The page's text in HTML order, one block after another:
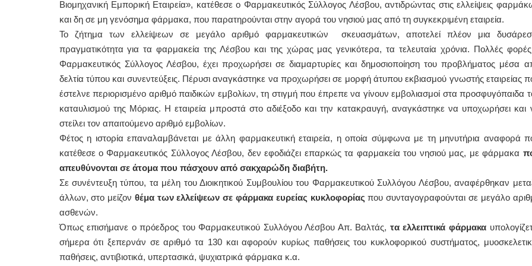
Βιομηχανική Εμπορική Εταιρεία», κατέθεσε ο Φαρμακευτικός Σύλλογος Λέσβου, αντιδρώντας στις ελλείψεις
και δη σε μη γενόσημα φάρμακα, που παρατηρούνται στην αγορά του νησιού μας από τη συγκεκριμένη εταιρεία.
Το ζήτημα των ελλείψεων σε μεγάλο αριθμό φαρμακευτικών σκευασμάτων, αποτελεί πλέον μια
πραγματικότητα για τα φαρμακεία της Λέσβου και της χώρας μας γενικότερα, τα τελευταία χρόνια. Πολλές
Φαρμακευτικός Σύλλογος Λέσβου, έχει προχωρήσει σε διαμαρτυρίες και δημοσιοποίηση του προβλήματος μέσα
δελτία τύπου και συνεντεύξεις. Πέρυσι αναγκάστηκε να προχωρήσει σε μορφή άτυπου εκβιασμού γνωστής εταιρείας
έστελνε περιορισμένο αριθμό παιδικών εμβολίων, τη στιγμή που έπρεπε να γίνουν εμβολιασμοί στα προσφυγόπαιδα
καταυλισμού της Μόριας. Η εταιρεία μπροστά στο αδιέξοδο και την κατακραυγή, αναγκάστηκε να υποχωρήσει και
στείλει τον απαιτούμενο αριθμό εμβολίων.
Φέτος η ιστορία επαναλαμβάνεται με άλλη φαρμακευτική εταιρεία, η οποία σύμφωνα με τη μηνυτήρια αναφορά
κατέθεσε ο Φαρμακευτικός Σύλλογος Λέσβου, δεν εφοδιάζει επαρκώς τα φαρμακεία του νησιού μας, με φάρμακα
απευθύνονται σε άτομα που πάσχουν από σακχαρώδη διαβήτη.
Σε συνέντευξη τύπου, τα μέλη του Διοικητικού Συμβουλίου του Φαρμακευτικού Συλλόγου Λέσβου, αναφέρθηκαν
άλλων, στο μείζον θέμα των ελλείψεων σε φάρμακα ευρείας κυκλοφορίας που συνταγογραφούνται σε μεγάλο
ασθενών.
Όπως επισήμανε ο πρόεδρος του Φαρμακευτικού Συλλόγου Λέσβου Απ. Βαλτάς, τα ελλειπτικά φάρμακα
σήμερα ότι ξεπερνάν σε αριθμό τα 130 και αφορούν κυρίως παθήσεις του κυκλοφορικού συστήματος,
παθήσεις, αντιβιοτικά, υπερτασικά, ψυχιατρικά φάρμακα κ.α.
ΙΩΑΝΝΗΣ Α. ΜΑΛΛΙΑΣ
ΧΕΙΡΟΥΡΓΟΣ
ΟΦΘΑΛΜΙΑΤΡΟΣ
Διδάκτωρ Ιατρικής Σχολής
Πανεπιστημίου Αθηνών
Καλλιπόλεως 3,Νέα Σμύρνη,
Καβέτσου 10, Μυτιλήνη, τηλ:
2251038065
Έλενα Μπούμπα
Στρατιωτικός Ιατρός
Πάρνηθας 95-97 Αχαρναί
2102467085 & 6938502258
email- elenboumpa@gmail.com